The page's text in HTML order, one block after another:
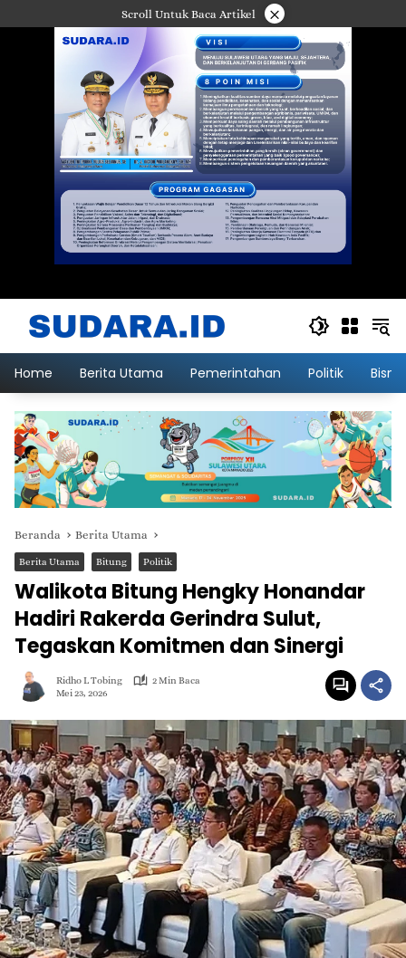
ke
Scroll Untuk Baca Artikel ×
Home Berita Utama Pemerintahan Politik
Beranda Berita Utama
Berita Utama Bitung Politik
Walikota Bitung Hengky Honandar
Hadiri Rakerda Gerindra Sulut,
Tegaskan Komitmen dan Sinergi
Ridho L Tobing
2 Min Baca
Mei 23, 2026